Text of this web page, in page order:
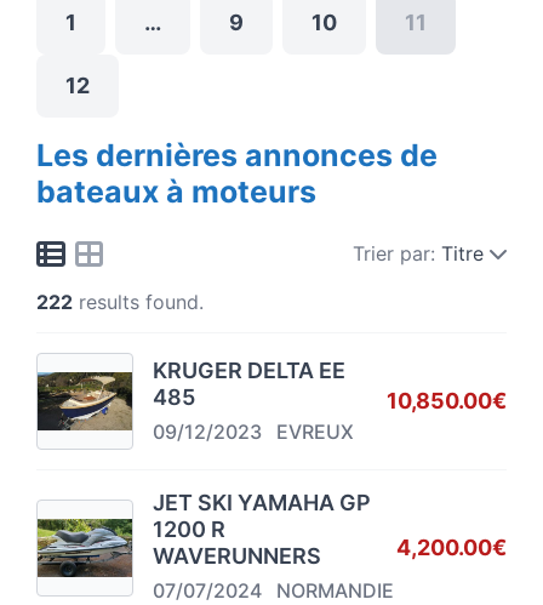
1 … 9 10 11
12
Les dernières annonces de
bateaux à moteurs
Trier par: Titre
222 results found.
KRUGER DELTA EE
485
09/12/2023 EVREUX
10,850.00€
JET SKI YAMAHA GP
1200 R
WAVERUNNERS
07/07/2024 NORMANDIE
4,200.00€